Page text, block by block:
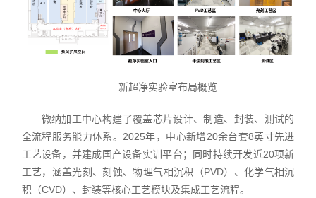
新超净实验室布局概览
微纳加工中心构建了覆盖芯片设计、制造、封装、测试的
全流程服务能力体系。2025年，中心新增20余台套8英寸先进
工艺设备，并建成国产设备实训平台；同时持续开发近20项新
工艺，涵盖光刻、刻蚀、物理气相沉积（PVD）、化学气相沉
积（CVD）、封装等核心工艺模块及集成工艺流程。